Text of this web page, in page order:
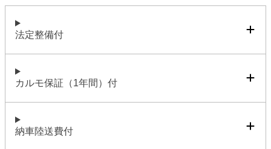
法定整備付
カルモ保証（1年間）付
納車陸送費付